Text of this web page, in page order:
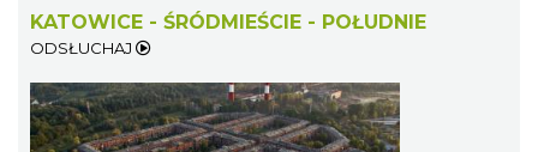
KATOWICE - ŚRÓDMIEŚCIE - POŁUDNIE
ODSŁUCHAJ